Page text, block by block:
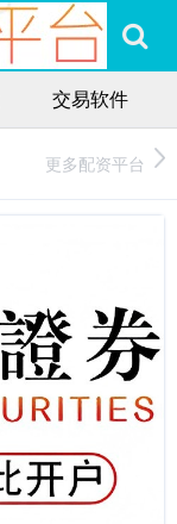
交易软件
更多配资平台